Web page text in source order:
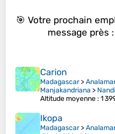
🎯 Votre prochain
message près :
Carion
Madagascar>
Manjakandriana >
Altitude moyenne : 1
Ikopa
Madagascar>